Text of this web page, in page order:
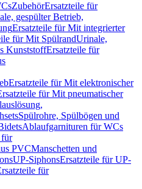
ZubehörErsatzteile für
gespülter Betrieb,
Ersatzteile für Mit integrierter
für Mit SpülrandUrinale,
KunststoffErsatzteile für
Ersatzteile für Mit elektronischer
für Mit pneumatischer
Spülrohre, Spülbögen und
Ablaufgarnituren für WCs
für
PVCManschetten und
UP-SiphonsErsatzteile für UP-
für